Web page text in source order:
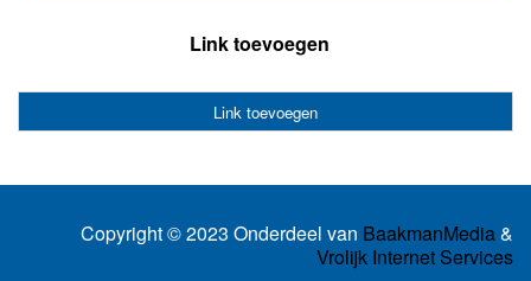
Link toevoegen
Link toevoegen
Copyright © 2023 Onderdeel van BaakmanMedia&
Vrolijk Internet Services